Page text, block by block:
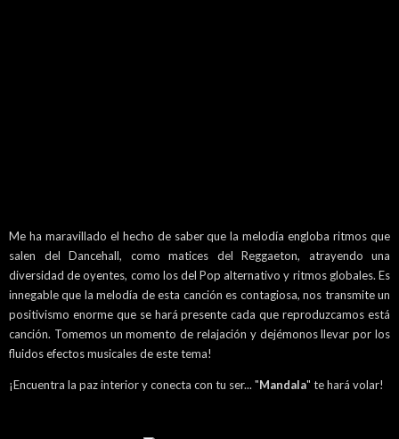
Me ha maravillado el hecho de saber que la melodía engloba ritmos que
salen del Dancehall, como matices del Reggaeton, atrayendo una
diversidad de oyentes, como los del Pop alternativo y ritmos globales. Es
innegable que la melodía de esta canción es contagiosa, nos transmite un
positivismo enorme que se hará presente cada que reproduzcamos está
canción. Tomemos un momento de relajación y dejémonos llevar por los
fluidos efectos musicales de este tema!
¡Encuentra la paz interior y conecta con tu ser... "Mandala" te hará volar!